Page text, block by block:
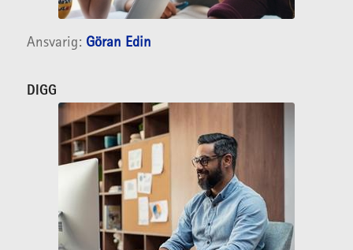
Ansvarig: Göran Edin
DIGG